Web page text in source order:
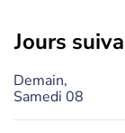
jours
Demain,
Samedi 08